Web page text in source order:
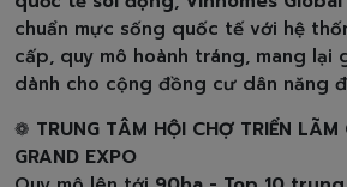
chuẩn mực sống quốc tế với hệ
cấp, quy mô hoành tráng, mang lại
dành cho cộng đồng cư dân năng
❁ TRUNG TÂM HỘI CHỢ TRIỂN
GRAND EXPO